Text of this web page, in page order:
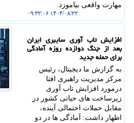
مهارت واقعی بیاموزد.
۱۴۰۴/۰۸/۲۲ ۰۹:۳۲:۰۶
افزایش تاب آوری سایبری ایران
بعد از جنگ دوازده روزه آمادگی
برای حمله جدید
به گزارش ما دیجیتال، رئیس
مرکز مدیریت راهبری افتا
درمورد افزایش تاب آوری
زیرساخت های حیاتی کشور در
مقابل حملات احتمالی آینده،
اظهار داشت: آمادگی ها در دو